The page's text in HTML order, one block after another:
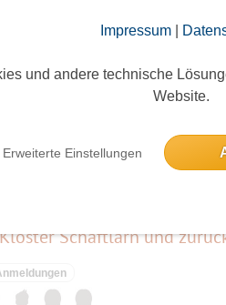
Impressum|
und andere technische
Website.
Erweiterte Einstellungen
15 Uhr
Anmeldungen
Schäftlarn und